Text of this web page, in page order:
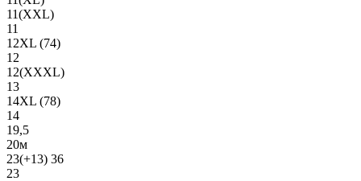
11(XXL)
11
12XL (74)
12
12(ХХХL)
13
14XL (78)
14
19,5
20м
23(+13) 36
23